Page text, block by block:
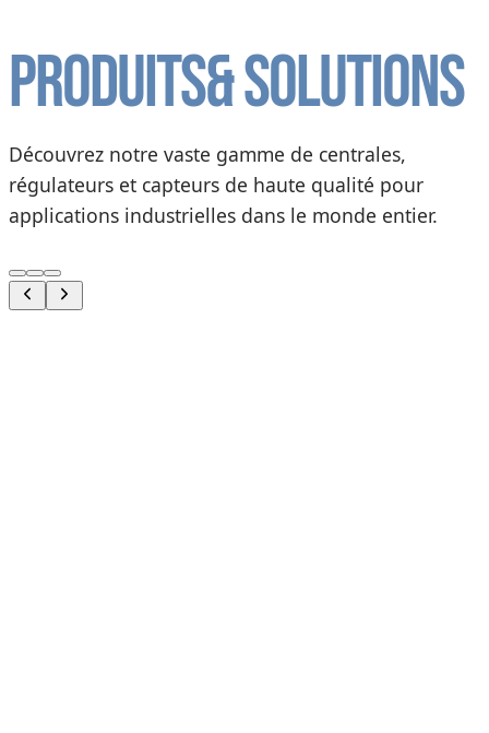
Produits& solutions
Découvrez notre vaste gamme de centrales,
régulateurs et capteurs de haute qualité pour
applications industrielles dans le monde entier.